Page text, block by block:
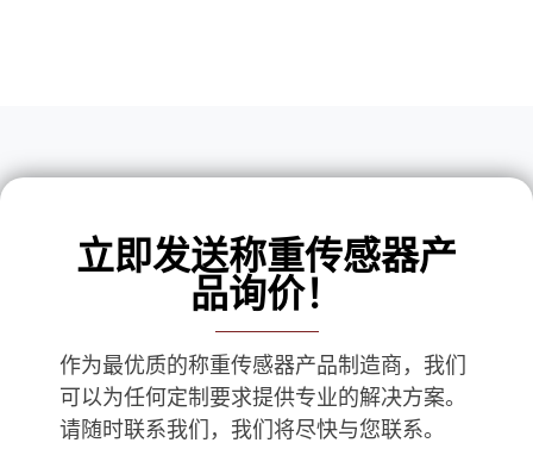
立即发送称重传感器产
品询价！
作为最优质的称重传感器产品制造商，我们
可以为任何定制要求提供专业的解决方案。
请随时联系我们，我们将尽快与您联系。